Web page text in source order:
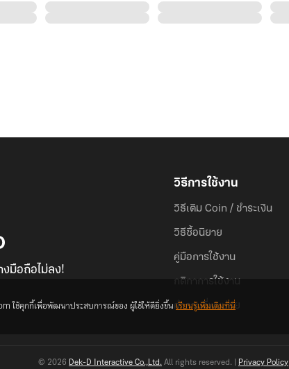
มือถือไม่ลง!
วิธีการใช้งาน
วิธีเติม Coin / ชำระเงิน
วิธีซื้อนิยาย
คู่มือการใช้งาน
กติกาการใช้งาน
คำถามที่พบบ่อย
© 2026 Dek-D Interactive Co.,Ltd. All rights reserved. | Privacy Policy
ใช้คุกกี้เพื่อพัฒนาประสบการณ์ของ ผู้ใช้ให้ดียิ่งขึ้นเรียนรู้เพิ่มเติมที่นี่